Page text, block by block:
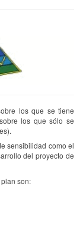
los que se tiene
los que sólo se
sensibilidad como el
del proyecto de
son: